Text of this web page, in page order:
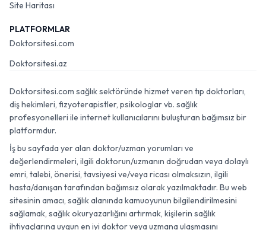
Site Haritası
PLATFORMLAR
Doktorsitesi.com
Doktorsitesi.az
Doktorsitesi.com sağlık sektöründe hizmet veren tıp doktorları,
diş hekimleri, fizyoterapistler, psikologlar vb. sağlık
profesyonelleri ile internet kullanıcılarını buluşturan bağımsız bir
platformdur.
İş bu sayfada yer alan doktor/uzman yorumları ve
değerlendirmeleri, ilgili doktorun/uzmanın doğrudan veya dolaylı
emri, talebi, önerisi, tavsiyesi ve/veya ricası olmaksızın, ilgili
hasta/danışan tarafından bağımsız olarak yazılmaktadır. Bu web
sitesinin amacı, sağlık alanında kamuoyunun bilgilendirilmesini
sağlamak, sağlık okuryazarlığını artırmak, kişilerin sağlık
ihtiyaçlarına uygun en iyi doktor veya uzmana ulaşmasını